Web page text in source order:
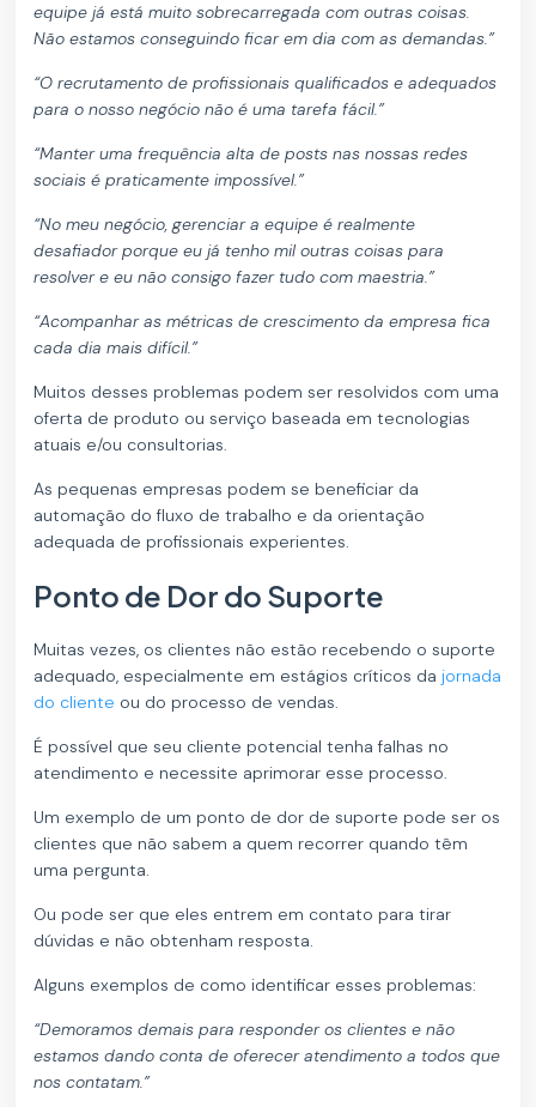
equipe já está muito sobrecarregada com outras coisas.
Não estamos conseguindo ficar em dia com as demandas.”
“O recrutamento de profissionais qualificados e adequados
para o nosso negócio não é uma tarefa fácil.”
“Manter uma frequência alta de posts nas nossas redes
sociais é praticamente impossível.”
“No meu negócio, gerenciar a equipe é realmente
desafiador porque eu já tenho mil outras coisas para
resolver e eu não consigo fazer tudo com maestria.”
“Acompanhar as métricas de crescimento da empresa fica
cada dia mais difícil.”
Muitos desses problemas podem ser resolvidos com uma
oferta de produto ou serviço baseada em tecnologias
atuais e/ou consultorias.
As pequenas empresas podem se beneficiar da
automação do fluxo de trabalho e da orientação
adequada de profissionais experientes.
Ponto de Dor do Suporte
Muitas vezes, os clientes não estão recebendo o suporte
adequado, especialmente em estágios críticos da jornada
do cliente ou do processo de vendas.
É possível que seu cliente potencial tenha falhas no
atendimento e necessite aprimorar esse processo.
Um exemplo de um ponto de dor de suporte pode ser os
clientes que não sabem a quem recorrer quando têm
uma pergunta.
Ou pode ser que eles entrem em contato para tirar
dúvidas e não obtenham resposta.
Alguns exemplos de como identificar esses problemas:
“Demoramos demais para responder os clientes e não
estamos dando conta de oferecer atendimento a todos que
nos contatam.”